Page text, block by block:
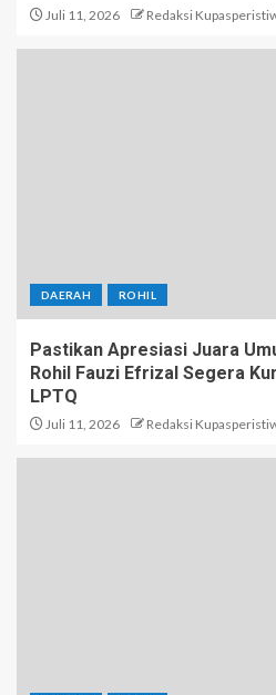
Juli 11, 2026 Redaksi
DAERAH ROHIL
Pastikan Apresiasi Juara
Rohil Fauzi Efrizal Segera
LPTQ
Juli 11, 2026 Redaksi